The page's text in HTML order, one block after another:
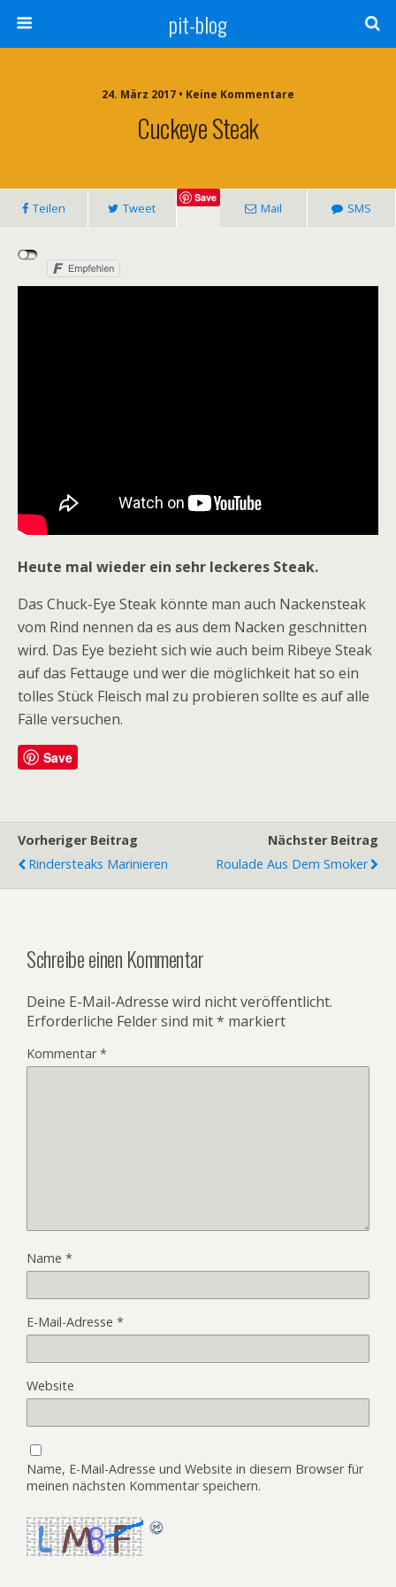
pit-blog
24. März 2017 • Keine Kommentare
Cuckeye Steak
Teilen Tweet
Save
Mail SMS
Heute mal wieder ein sehr leckeres Steak.
Das Chuck-Eye Steak könnte man auch Nackensteak
vom Rind nennen da es aus dem Nacken geschnitten
wird. Das Eye bezieht sich wie auch beim Ribeye Steak
auf das Fettauge und wer die möglichkeit hat so ein
tolles Stück Fleisch mal zu probieren sollte es auf alle
Fälle versuchen.
Save
Vorheriger Beitrag
Rindersteaks Marinieren
Nächster Beitrag
Roulade Aus Dem Smoker
Schreibe einen Kommentar
Deine E-Mail-Adresse wird nicht veröffentlicht.
Erforderliche Felder sind mit* markiert
Kommentar*
Name *
E-Mail-Adresse *
Website
Name, E-Mail-Adresse und Website in diesem Browser für
meinen nächsten Kommentar speichern.